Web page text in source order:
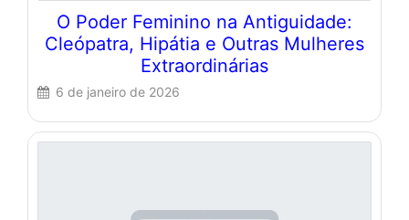
O Poder Feminino na Antiguidade:
Cleópatra, Hipátia e Outras Mulheres
Extraordinárias
6 de janeiro de 2026